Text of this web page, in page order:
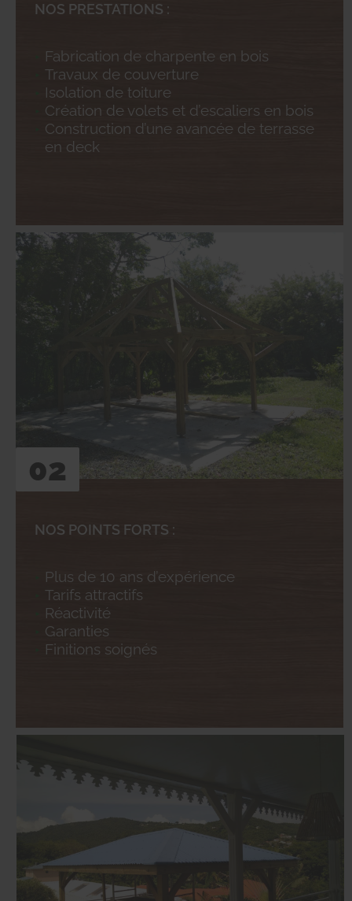
NOS PRESTATIONS :
Fabrication de charpente en bois
Travaux de couverture
Isolation de toiture
Création de volets et d’escaliers en bois
Construction d’une avancée de terrasse
en deck
02
NOS POINTS FORTS :
Plus de 10 ans d’expérience
Tarifs attractifs
Réactivité
Garanties
Finitions soignés